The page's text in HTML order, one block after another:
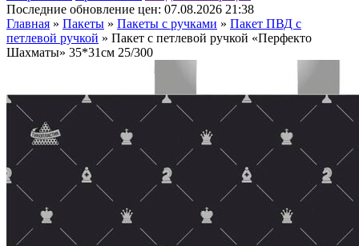
Последние обновление цен: 07.08.2026 21:38
Главная » Пакеты » Пакеты с ручками » Пакет ПВД с
петлевой ручкой » Пакет с петлевой ручкой «Перфекто
Шахматы» 35*31см 25/300